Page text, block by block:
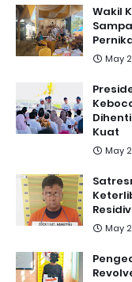
Wakil
May
Kuat
May
May